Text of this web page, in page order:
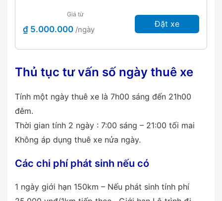
Giá từ
₫ 5.000.000 /ngày
Đặt xe
Thủ tục tư vấn số ngày thuê xe
Tính một ngày thuê xe là 7h00 sáng đến 21h00
đêm.
Thời gian tính 2 ngày : 7:00 sáng – 21:00 tối mai
Không áp dụng thuê xe nửa ngày.
Các chi phí phát sinh nếu có
1 ngày giới hạn 150km – Nếu phát sinh tính phí